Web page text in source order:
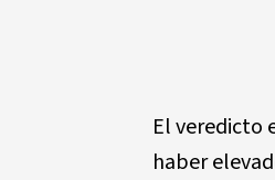
El veredicto
haber